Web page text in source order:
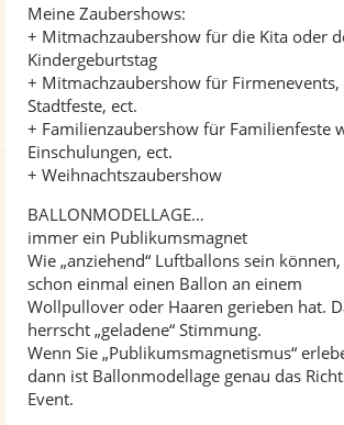
Meine Zaubershows:
+ Mitmachzaubershow für die Kita oder
Kindergeburtstag
+ Mitmachzaubershow für Firmenevents,
Stadtfeste, ect.
+ Familienzaubershow für Familienfeste
Einschulungen, ect.
+ Weihnachtszaubershow
BALLONMODELLAGE…
immer ein Publikumsmagnet
Wie „anziehend“ Luftballons sein
schon einmal einen Ballon an einem
Wollpullover oder Haaren gerieben hat.
herrscht „geladene“ Stimmung.
Wenn Sie „Publikumsmagnetismus“
dann ist Ballonmodellage genau das
Event.